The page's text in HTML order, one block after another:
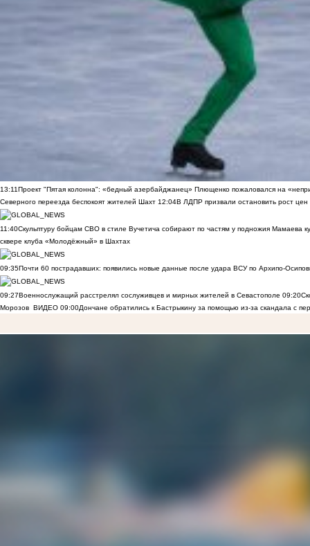
13:11Проект "Пятая колонна": «бедный азербайджанец» Плющенко пожаловался на
Северного переезда беспокоят жителей Шахт 12:04В ЛДПР призвали остановить рост цен
11:40Скульптуру бойцам СВО в стиле Вучетича собирают по частям у подножия Мамаева
сквере клуба «Молодёжный» в Шахтах
09:35Почти 60 пострадавших: появились новые данные после удара ВСУ по Архипо-
09:27Военнослужащий расстрелял сослуживцев и мирных жителей в Севастополе 09:20
Морозов ВИДЕО 09:00Дончане обратились к Бастрыкину за помощью из-за скандала с